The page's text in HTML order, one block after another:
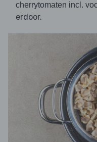
cherrytomaten incl.
erdoor.